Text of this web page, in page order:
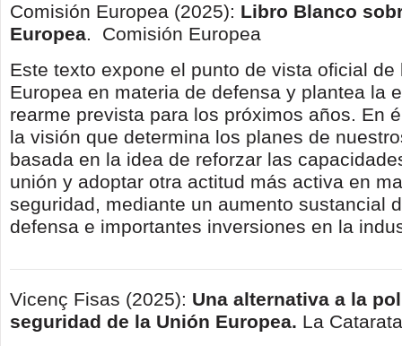
Comisión Europea (2025): Libro Blanco
Europea. Comisión Europea
Este texto expone el punto de vista oficial de
Europea en materia de defensa y plantea la
rearme prevista para los próximos años. En
la visión que determina los planes de
basada en la idea de reforzar las
unión y adoptar otra actitud más activa en
seguridad, mediante un aumento sustancial
defensa e importantes inversiones en la
Vicenç Fisas (2025): Una alternativa a la
seguridad de la Unión Europea. La Catarata